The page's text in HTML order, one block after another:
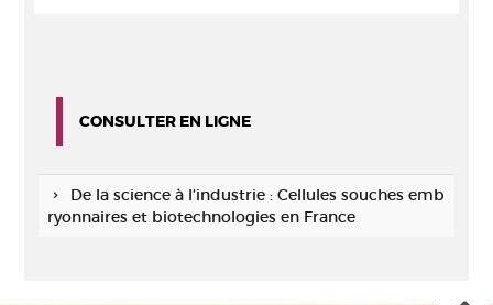
CONSULTER EN LIGNE
De la science à l’industrie : Cellules souches emb
ryonnaires et biotechnologies en France